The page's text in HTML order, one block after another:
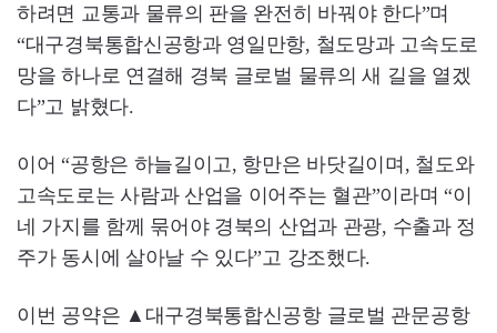
하려면 교통과 물류의 판을 완전히 바꿔야 한다”며
“대구경북통합신공항과 영일만항, 철도망과 고속도로
망을 하나로 연결해 경북 글로벌 물류의 새 길을 열겠
다”고 밝혔다.
이어 “공항은 하늘길이고, 항만은 바닷길이며, 철도와
고속도로는 사람과 산업을 이어주는 혈관”이라며 “이
네 가지를 함께 묶어야 경북의 산업과 관광, 수출과 정
주가 동시에 살아날 수 있다”고 강조했다.
이번 공약은 ▲대구경북통합신공항 글로벌 관문공항